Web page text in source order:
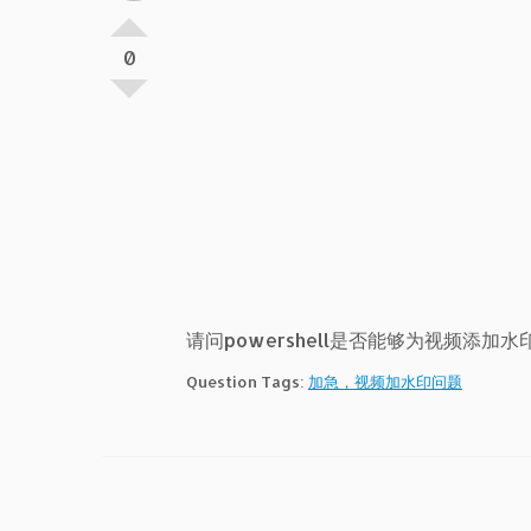
0
请问powershell是否能够为视频添加水
Question Tags: 加急，视频加水印问题